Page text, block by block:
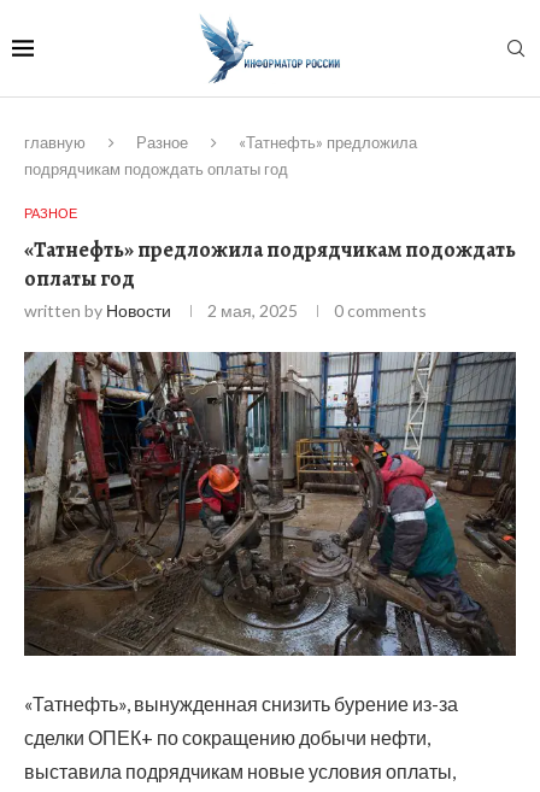
главную Разное
«Татнефть» предложила
подрядчикам подождать оплаты год
РАЗНОЕ
«Татнефть» предложила подрядчикам подождать
оплаты год
written by Новости 2 мая, 2025 0 comments
«Татнефть», вынужденная снизить бурение из-за
сделки ОПЕК+ по сокращению добычи нефти,
выставила подрядчикам новые условия оплаты,